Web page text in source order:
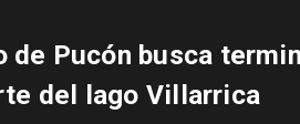
de Pucón busca
del lago Villarrica